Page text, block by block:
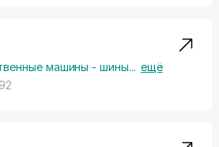
машины - шины... ещё
92